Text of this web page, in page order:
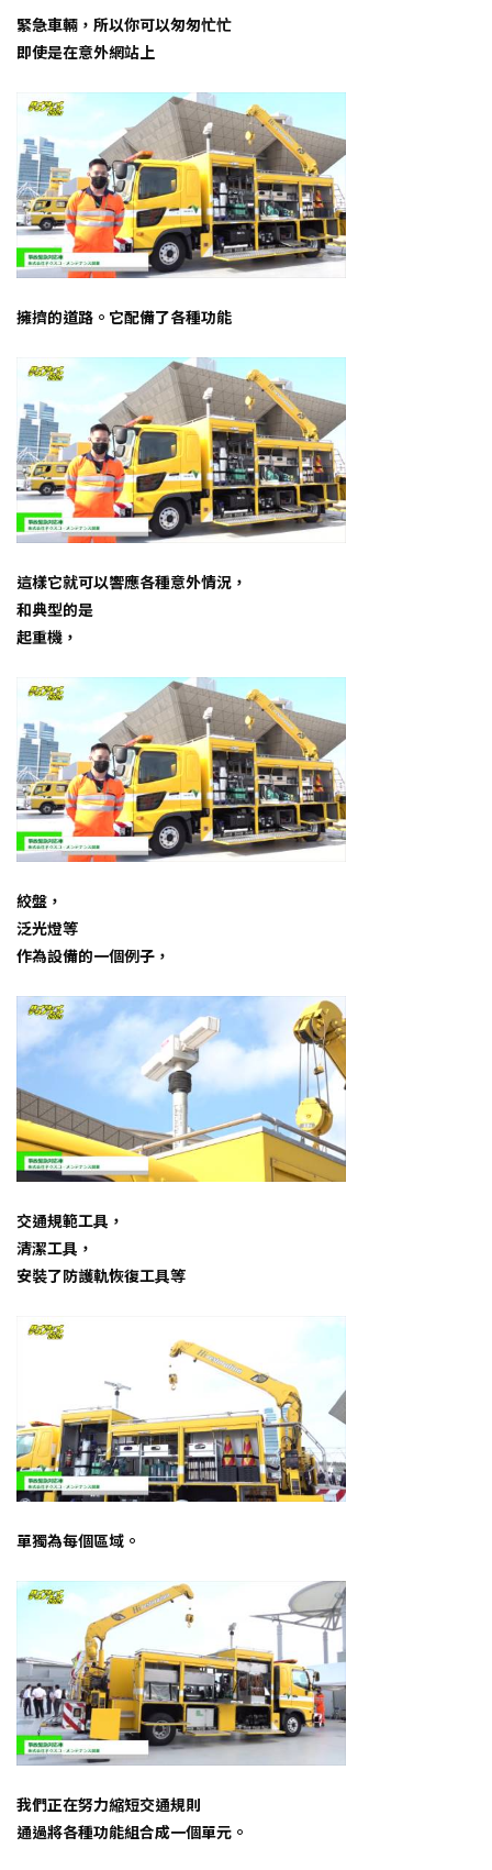
緊急車輛，所以你可以匆匆忙忙
即使是在意外網站上
擁擠的道路。它配備了各種功能
這樣它就可以響應各種意外情況，
和典型的是
起重機，
絞盤，
泛光燈等
作為設備的一個例子，
交通規範工具，
清潔工具，
安裝了防護軌恢復工具等
單獨為每個區域。
我們正在努力縮短交通規則
通過將各種功能組合成一個單元。